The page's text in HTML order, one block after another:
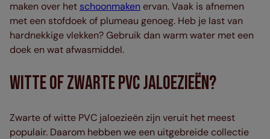
maken over het schoonmaken ervan. Vaak is afnemen
met een stofdoek of plumeau genoeg. Heb je last van
hardnekkige vlekken? Gebruik dan warm water met een
doek en wat afwasmiddel.
Witte Of Zwarte PVC Jaloezieën?
Zwarte of witte PVC jaloezieën zijn veruit het meest
populair. Daarom hebben we een uitgebreide collectie